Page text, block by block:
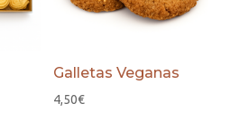
Galletas Veganas
4,50€